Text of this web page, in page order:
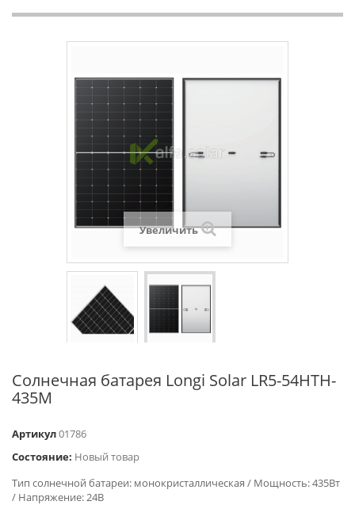
Увеличить
Солнечная батарея Longi Solar LR5-54HTH-
435M
Артикул01786
Состояние: Новый товар
Тип солнечной батареи: монокристаллическая / Мощность: 435Вт
/ Напряжение: 24В